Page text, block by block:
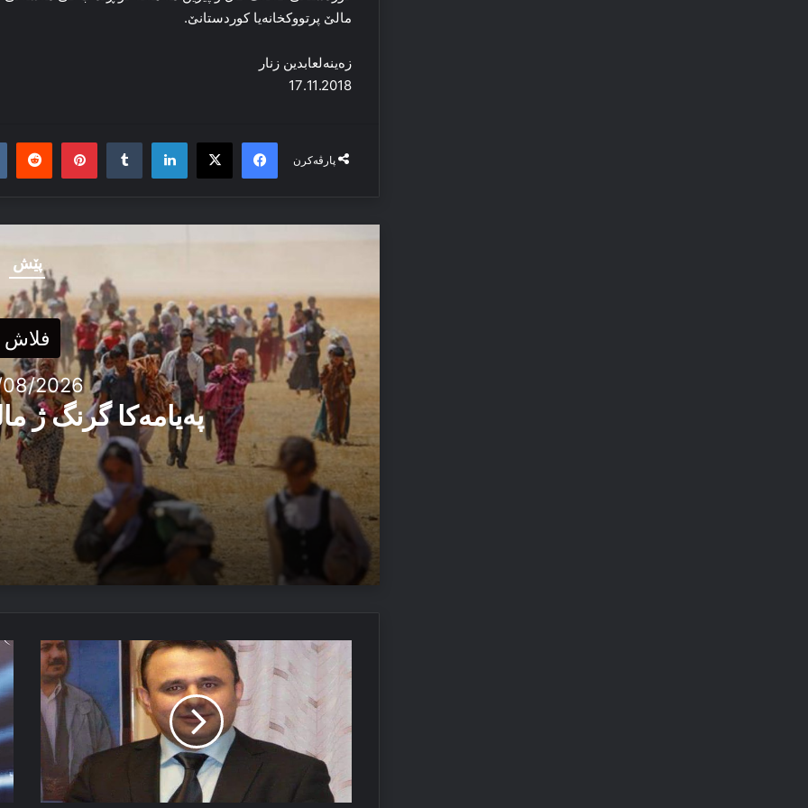
مالێ پرتووکخانه‌یا کوردستانێ.
زه‌ینه‌لعابدین زنار
17.11.2018
پارڤەکرن
Facebook
X
LinkedIn
Tumblr
پێش
فلاش
2026
پەیامەكا گرنگ ژ
03/08/2026
پەیامەكا گرنگ ژ مالپەرێ سبەهی
پەیاما پیرۆزباهییێ بۆ سەرۆکێ هەرێما کوردستانێپارتی
چەوا
دكارە
دیوارێ
دێگەلە
بھەرفینە
و